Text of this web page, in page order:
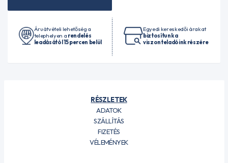
Áruátvételi lehetőség a
telephelyen a rendelés
leadásától 15 percen belül
Egyedi kereskedői árakat
biztosítunk a
viszonteladóink részére
RÉSZLETEK
ADATOK
SZÁLLÍTÁS
FIZETÉS
VÉLEMÉNYEK